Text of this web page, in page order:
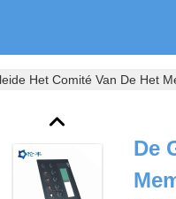
Het Comité Van De Het
De